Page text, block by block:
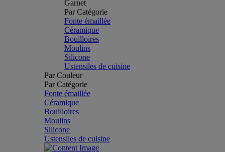
Garnet
Par Catégorie
Fonte émaillée
Céramique
Bouilloires
Moulins
Silicone
Ustensiles de cuisine
Par Couleur
Par Catégorie
Fonte émaillée
Céramique
Bouilloires
Moulins
Silicone
Ustensiles de cuisine